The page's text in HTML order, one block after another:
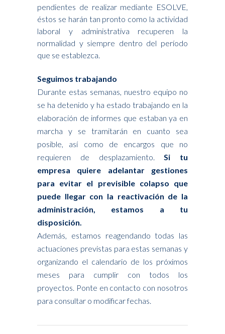
pendientes de realizar mediante ESOLVE,
éstos se harán tan pronto como la actividad
laboral y administrativa recuperen la
normalidad y siempre dentro del período
que se establezca.
Seguimos trabajando
Durante estas semanas, nuestro equipo no
se ha detenido y ha estado trabajando en la
elaboración de informes que estaban ya en
marcha y se tramitarán en cuanto sea
posible, así como de encargos que no
requieren de desplazamiento.Si tu
empresa quiere adelantar gestiones
para evitar el previsible colapso que
puede llegar con la reactivación de la
administración, estamos a tu
disposición.
Además, estamos reagendando todas las
actuaciones previstas para estas semanas y
organizando el calendario de los próximos
meses para cumplir con todos los
proyectos. Ponte en contacto con nosotros
para consultar o modificar fechas.